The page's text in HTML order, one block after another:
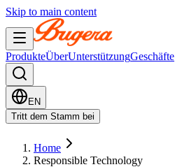
Skip to main content
ProdukteÜberUnterstützungGeschäfte
EN
Tritt dem Stamm bei
Home
Responsible Technology